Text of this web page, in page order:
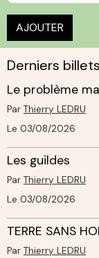
AJOUTER
Derniers billets
Le problème
Par Thierry LEDRU
Le 03/08/2026
Les guildes
Par Thierry LEDRU
Le 03/08/2026
TERRE SANS
Par Thierry LEDRU